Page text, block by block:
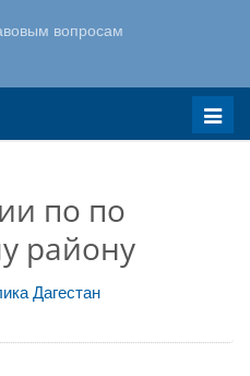
Меню
по по
району
Дагестан